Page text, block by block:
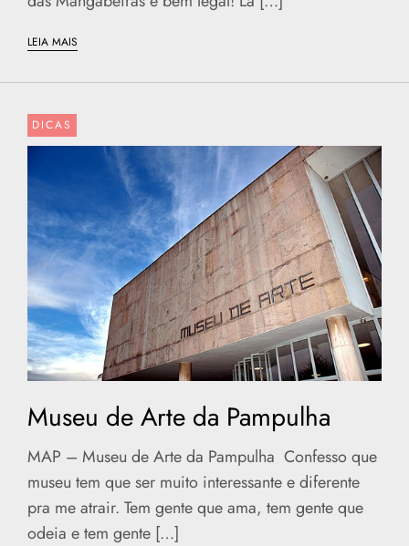
LEIA MAIS
DICAS
Museu de Arte da Pampulha
MAP – Museu de Arte da Pampulha Confesso que
museu tem que ser muito interessante e diferente
pra me atrair. Tem gente que ama, tem gente que
odeia e tem gente […]